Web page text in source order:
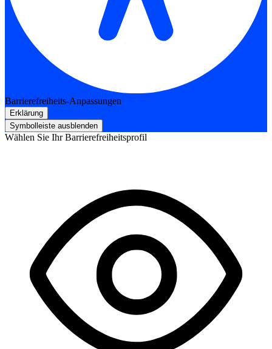
Barrierefreiheits-Anpassungen
Erklärung
Symbolleiste ausblenden
Wählen Sie Ihr Barrierefreiheitsprofil